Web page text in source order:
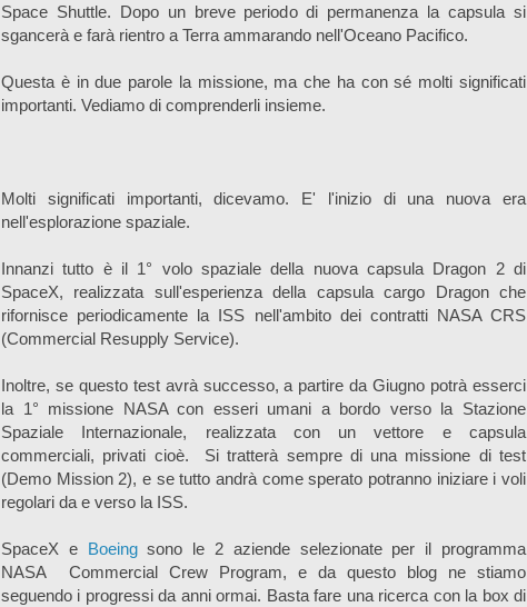
Space Shuttle. Dopo un breve periodo di permanenza la capsula si
sgancerà e farà rientro a Terra ammarando nell'Oceano Pacifico.
Questa è in due parole la missione, ma che ha con sé molti significati
importanti. Vediamo di comprenderli insieme.
Molti significati importanti, dicevamo. E' l'inizio di una nuova era
nell'esplorazione spaziale.
Innanzi tutto è il 1° volo spaziale della nuova capsula Dragon 2 di
SpaceX, realizzata sull'esperienza della capsula cargo Dragon che
rifornisce periodicamente la ISS nell'ambito dei contratti NASA CRS
(Commercial Resupply Service).
Inoltre, se questo test avrà successo, a partire da Giugno potrà esserci
la 1° missione NASA con esseri umani a bordo verso la Stazione
Spaziale Internazionale, realizzata con un vettore e capsula
commerciali, privati cioè. Si tratterà sempre di una missione di test
(Demo Mission 2), e se tutto andrà come sperato potranno iniziare i voli
regolari da e verso la ISS.
SpaceX e Boeingsono le 2 aziende selezionate per il programma
NASA Commercial Crew Program, e da questo blog ne stiamo
seguendo i progressi da anni ormai. Basta fare una ricerca con la box di